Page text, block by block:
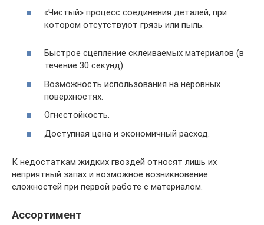
«Чистый» процесс соединения деталей, при
котором отсутствуют грязь или пыль.
Быстрое сцепление склеиваемых материалов (в
течение 30 секунд).
Возможность использования на неровных
поверхностях.
Огнестойкость.
Доступная цена и экономичный расход.
К недостаткам жидких гвоздей относят лишь их
неприятный запах и возможное возникновение
сложностей при первой работе с материалом.
Ассортимент